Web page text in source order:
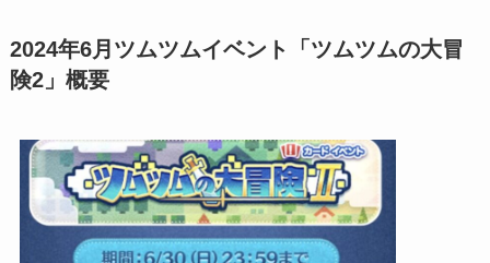
2024年6月ツムツムイベント「ツムツムの大冒
険2」概要